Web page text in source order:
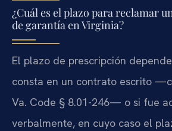
¿Cuál es el plazo para reclamar
de garantía en Virginia?
El plazo de prescripción
consta en un contrato escrito
Va. Code § 8.01-246— o si fue
verbalmente, en cuyo caso el